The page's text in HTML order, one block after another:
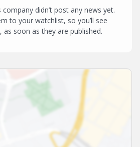
didn’t post any news yet.
to your watchlist, so you’ll see
as soon as they are published.